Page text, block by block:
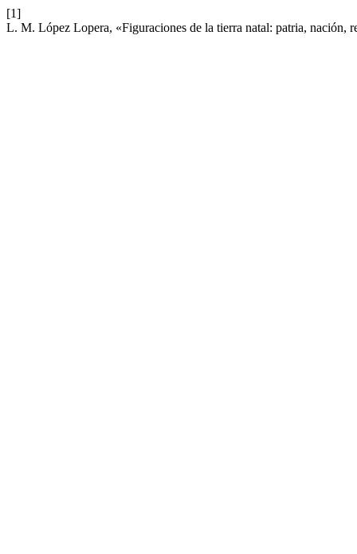
[1]
L. M. López Lopera, «Figuraciones de la tierra natal: patria, nación,